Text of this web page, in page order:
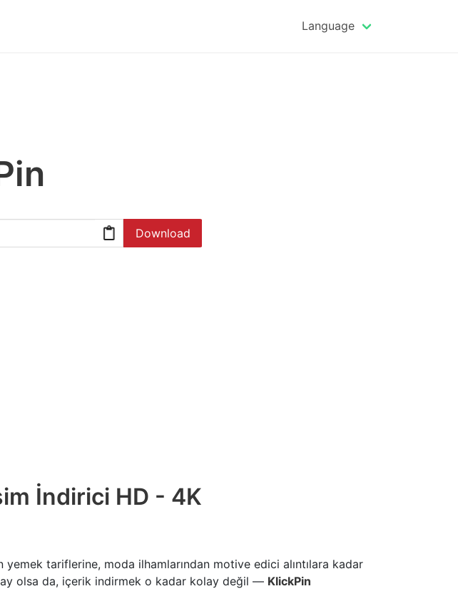
Language
Download
İndirici HD - 4K
yemek tariflerine, moda ilhamlarından motive edici alıntılara kadar
olsa da, içerik indirmek o kadar kolay değil — KlickPin